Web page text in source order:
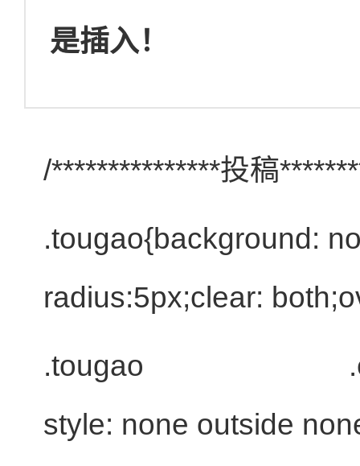
是插入！
/***************投稿
.tougao{background:
radius:5px;clear:
.tougao
style: none outside